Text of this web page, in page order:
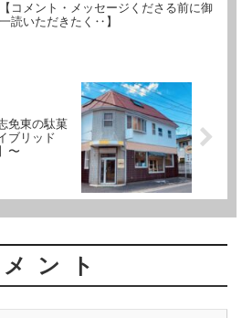
【コメント・メッセージくださる前に御
一読いただきたく‥】
免東の駄菓
ブリッド
〜
ント